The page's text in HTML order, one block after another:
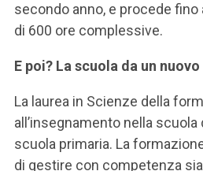
secondo anno, e procede
di 600 ore complessive.
E poi? La scuola da un
La laurea in Scienze della
all’insegnamento nella scuola
scuola primaria. La
di gestire con competenza